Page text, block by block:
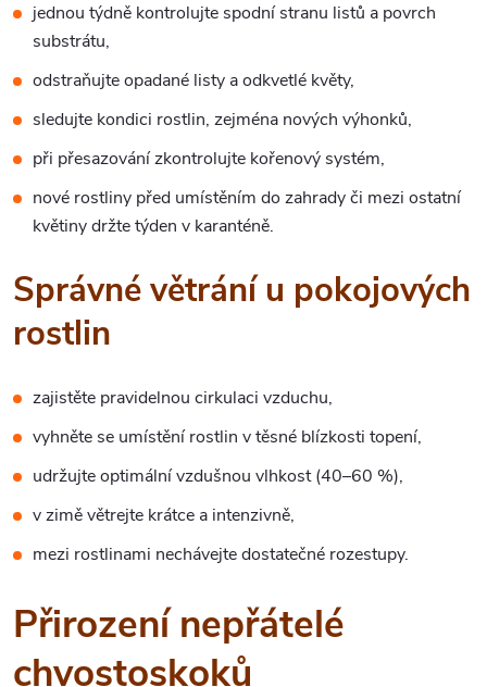
jednou týdně kontrolujte spodní stranu listů a povrch
substrátu,
odstraňujte opadané listy a odkvetlé květy,
sledujte kondici rostlin, zejména nových výhonků,
při přesazování zkontrolujte kořenový systém,
nové rostliny před umístěním do zahrady či mezi ostatní
květiny držte týden v karanténě.
Správné větrání u pokojových
rostlin
zajistěte pravidelnou cirkulaci vzduchu,
vyhněte se umístění rostlin v těsné blízkosti topení,
udržujte optimální vzdušnou vlhkost (40–60 %),
v zimě větrejte krátce a intenzivně,
mezi rostlinami nechávejte dostatečné rozestupy.
Přirození nepřátelé
chvostoskoků